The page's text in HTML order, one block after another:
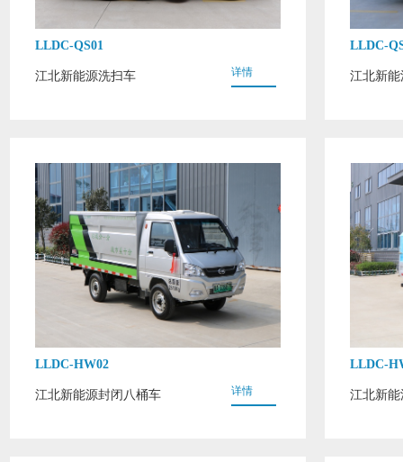
LLDC-QS01
江北新能源洗扫车 详情
LLDC-
江北新
LLDC-HW02
江北新能源封闭八桶车 详情
LLDC-
江北新